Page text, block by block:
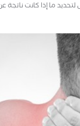
ما إذا كانت